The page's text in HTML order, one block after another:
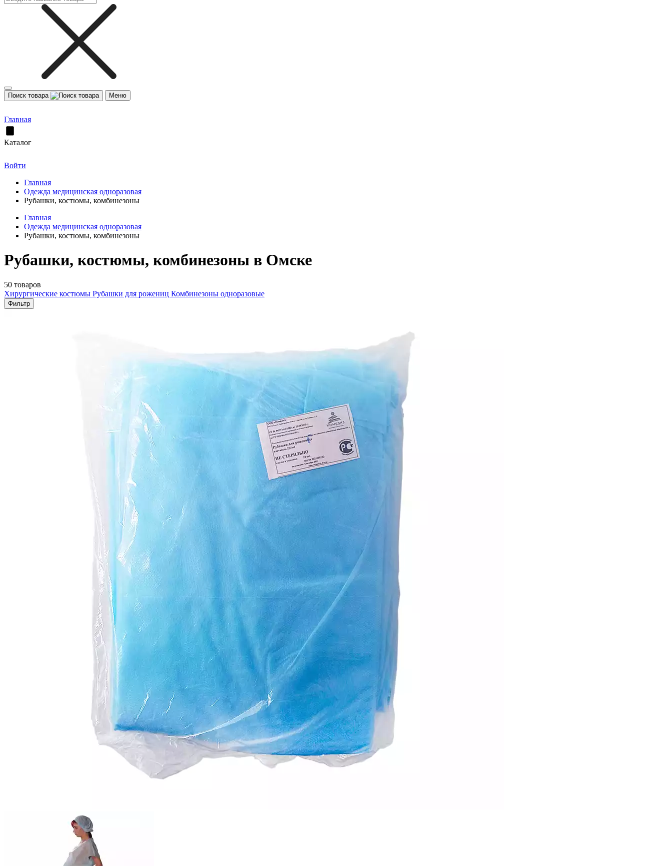
Поиск товара Меню
Главная
Каталог
Войти
Главная
Одежда медицинская одноразовая
Рубашки, костюмы, комбинезоны
Главная
Одежда медицинская одноразовая
Рубашки, костюмы, комбинезоны
Рубашки, костюмы, комбинезоны в Омске
50 товаров
Хирургические костюмы Рубашки для рожениц Комбинезоны одноразовые
Фильтр